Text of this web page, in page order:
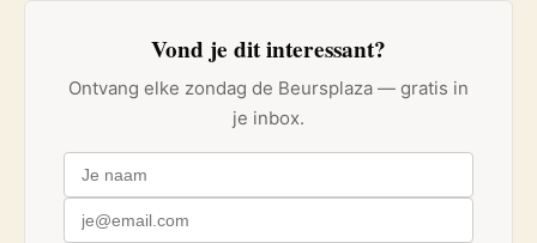
Vond je dit interessant?
Ontvang elke zondag de Beursplaza — gratis in
je inbox.